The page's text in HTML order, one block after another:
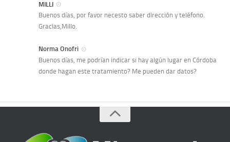
MILLI
Buenos días, por favor necesto saber dirección y teléfono.
Gracias,Millo.
Norma Onofri
Buenos días, me podrían indicar si hay algún lugar en Córdoba
donde hagan este tratamiento? Me pueden dar datos?